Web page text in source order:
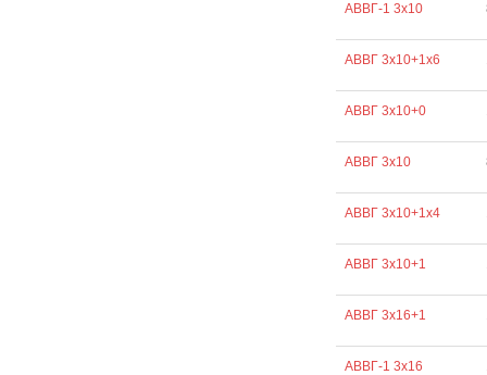
АВВГ-1 3х10
АВВГ 3х10+1х6
АВВГ 3х10+0
АВВГ 3х10
АВВГ 3х10+1х4
АВВГ 3х10+1
АВВГ 3х16+1
АВВГ-1 3х16